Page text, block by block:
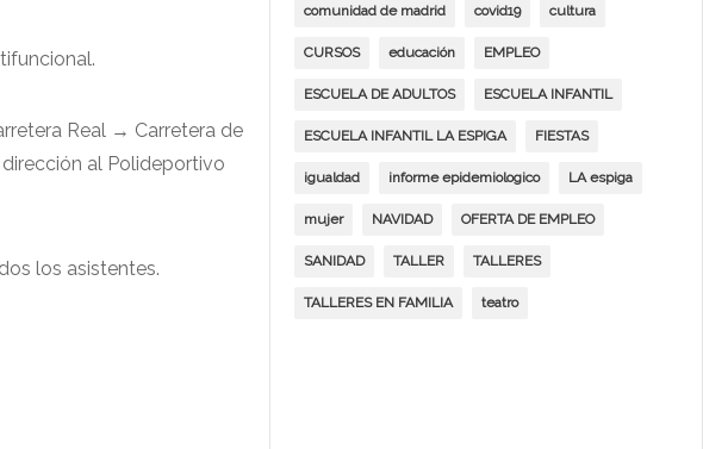
Real → Carretera de
al Polideportivo
los asistentes.
comunidad de madrid covid19 cultura
CURSOS educación EMPLEO
ESCUELA DE ADULTOS ESCUELA INFANTIL
ESCUELA INFANTIL LA ESPIGA FIESTAS
igualdad informe epidemiologico LA espiga
mujer NAVIDAD OFERTA DE EMPLEO
SANIDAD TALLER TALLERES
TALLERES EN FAMILIA teatro